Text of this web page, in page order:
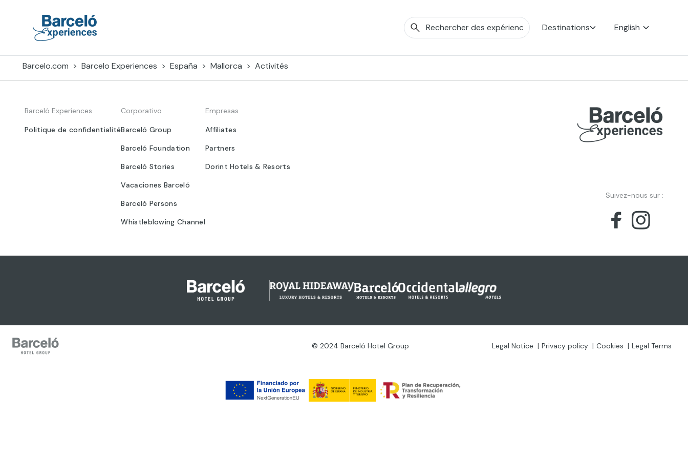
Destinations English
Barcelo.com Barcelo Experiences España Mallorca Activités
Barceló Experiences
Politique de confidentialité
Corporativo
Barceló Group
Barceló Foundation
Barceló Stories
Vacaciones Barceló
Barceló Persons
Whistleblowing Channel
Empresas
Affiliates
Partners
Dorint Hotels & Resorts
Suivez-nous sur :
© 2024 Barceló Hotel Group Legal Notice Privacy policy Cookies Legal Terms